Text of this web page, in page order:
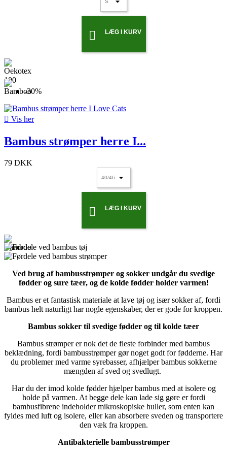
 LÆG I KURV
-30%
 Vis her
Bambus strømper herre I...
79 DKK
 LÆG I KURV
Ved brug af bambusstrømper og sokker undgår du svedige
fødder og sure tæer, og de kolde fødder holder varmen!
Bambus er et fantastisk materiale at lave tøj og især sokker af, fordi
bambus helt naturligt har nogle egenskaber, der er gode for kroppen.
Bambus sokker til svedige fødder og til kolde tæer
Bambus strømper er nok det de fleste forbinder med bambus
beklædning, fordi bambusstrømper gør noget godt for fødderne. Har
du problemer med varme syrebasser, afhjælper bambus sokkerne
mængden af sved og svedlugt.
Har du der imod kolde fødder hjælper bambus med at isolere og
holde på varmen. At begge dele kan lade sig gøre er fordi
bambusfibrene indeholder mikroskopiske huller, som enten kan
fyldes med luft og isolere, eller kan absorbere sveden og transportere
den væk fra kroppen.
Antibakterielle bambusstrømper